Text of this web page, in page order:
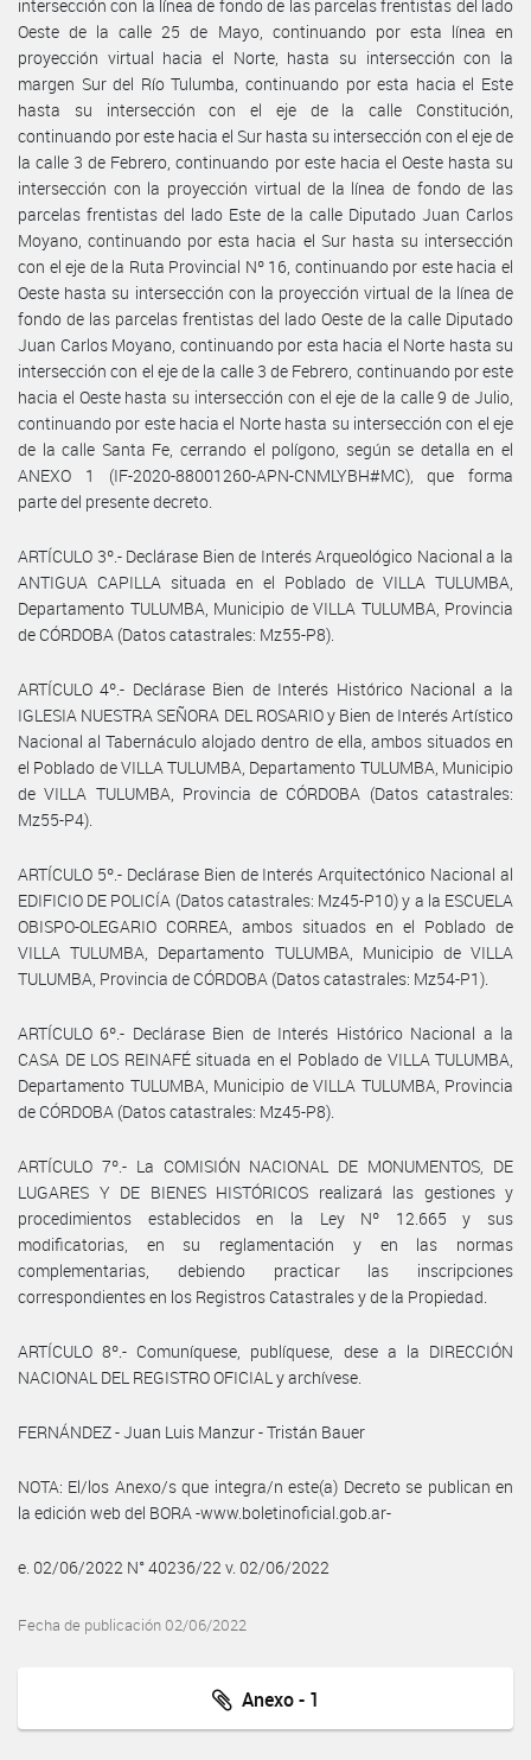
intersección con la línea de fondo de las parcelas frentistas del lado
Oeste de la calle 25 de Mayo, continuando por esta línea en
proyección virtual hacia el Norte, hasta su intersección con la
margen Sur del Río Tulumba, continuando por esta hacia el Este
hasta su intersección con el eje de la calle Constitución,
continuando por este hacia el Sur hasta su intersección con el eje de
la calle 3 de Febrero, continuando por este hacia el Oeste hasta su
intersección con la proyección virtual de la línea de fondo de las
parcelas frentistas del lado Este de la calle Diputado Juan Carlos
Moyano, continuando por esta hacia el Sur hasta su intersección
con el eje de la Ruta Provincial Nº 16, continuando por este hacia el
Oeste hasta su intersección con la proyección virtual de la línea de
fondo de las parcelas frentistas del lado Oeste de la calle Diputado
Juan Carlos Moyano, continuando por esta hacia el Norte hasta su
intersección con el eje de la calle 3 de Febrero, continuando por este
hacia el Oeste hasta su intersección con el eje de la calle 9 de Julio,
continuando por este hacia el Norte hasta su intersección con el eje
de la calle Santa Fe, cerrando el polígono, según se detalla en el
ANEXO 1 (IF-2020-88001260-APN-CNMLYBH#MC), que forma
parte del presente decreto.
ARTÍCULO 3º.- Declárase Bien de Interés Arqueológico Nacional a la
ANTIGUA CAPILLA situada en el Poblado de VILLA TULUMBA,
Departamento TULUMBA, Municipio de VILLA TULUMBA, Provincia
de CÓRDOBA (Datos catastrales: Mz55-P8).
ARTÍCULO 4º.- Declárase Bien de Interés Histórico Nacional a la
IGLESIA NUESTRA SEÑORA DEL ROSARIO y Bien de Interés Artístico
Nacional al Tabernáculo alojado dentro de ella, ambos situados en
el Poblado de VILLA TULUMBA, Departamento TULUMBA, Municipio
de VILLA TULUMBA, Provincia de CÓRDOBA (Datos catastrales:
Mz55-P4).
ARTÍCULO 5º.- Declárase Bien de Interés Arquitectónico Nacional al
EDIFICIO DE POLICÍA (Datos catastrales: Mz45-P10) y a la ESCUELA
OBISPO-OLEGARIO CORREA, ambos situados en el Poblado de
VILLA TULUMBA, Departamento TULUMBA, Municipio de VILLA
TULUMBA, Provincia de CÓRDOBA (Datos catastrales: Mz54-P1).
ARTÍCULO 6º.- Declárase Bien de Interés Histórico Nacional a la
CASA DE LOS REINAFÉ situada en el Poblado de VILLA TULUMBA,
Departamento TULUMBA, Municipio de VILLA TULUMBA, Provincia
de CÓRDOBA (Datos catastrales: Mz45-P8).
ARTÍCULO 7º.- La COMISIÓN NACIONAL DE MONUMENTOS, DE
LUGARES Y DE BIENES HISTÓRICOS realizará las gestiones y
procedimientos establecidos en la Ley Nº 12.665 y sus
modificatorias, en su reglamentación y en las normas
complementarias, debiendo practicar las inscripciones
correspondientes en los Registros Catastrales y de la Propiedad.
ARTÍCULO 8º.- Comuníquese, publíquese, dese a la DIRECCIÓN
NACIONAL DEL REGISTRO OFICIAL y archívese.
FERNÁNDEZ - Juan Luis Manzur - Tristán Bauer
NOTA: El/los Anexo/s que integra/n este(a) Decreto se publican en
la edición web del BORA -www.boletinoficial.gob.ar-
e. 02/06/2022 N° 40236/22 v. 02/06/2022
Fecha de publicación 02/06/2022
Anexo - 1